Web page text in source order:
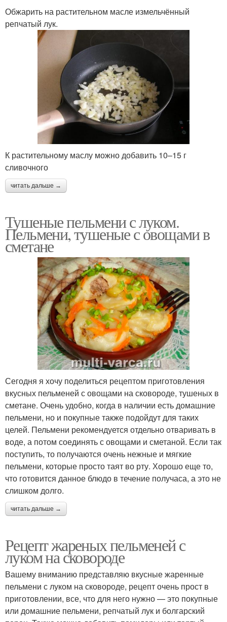
Обжарить на растительном масле измельчённый
репчатый лук.
К растительному маслу можно добавить 10–15 г
сливочного
читать дальше →
Тушеные пельмени с луком.
Пельмени, тушеные с овощами в
сметане
Сегодня я хочу поделиться рецептом приготовления
вкусных пельменей с овощами на сковороде, тушеных в
сметане. Очень удобно, когда в наличии есть домашние
пельмени, но и покупные также подойдут для таких
целей. Пельмени рекомендуется отдельно отваривать в
воде, а потом соединять с овощами и сметаной. Если так
поступить, то получаются очень нежные и мягкие
пельмени, которые просто таят во рту. Хорошо еще то,
что готовится данное блюдо в течение получаса, а это не
слишком долго.
читать дальше →
Рецепт жареных пельменей с
луком на сковороде
Вашему вниманию представляю вкусные жаренные
пельмени с луком на сковороде, рецепт очень прост в
приготовлении, все, что для него нужно — это покупные
или домашние пельмени, репчатый лук и болгарский